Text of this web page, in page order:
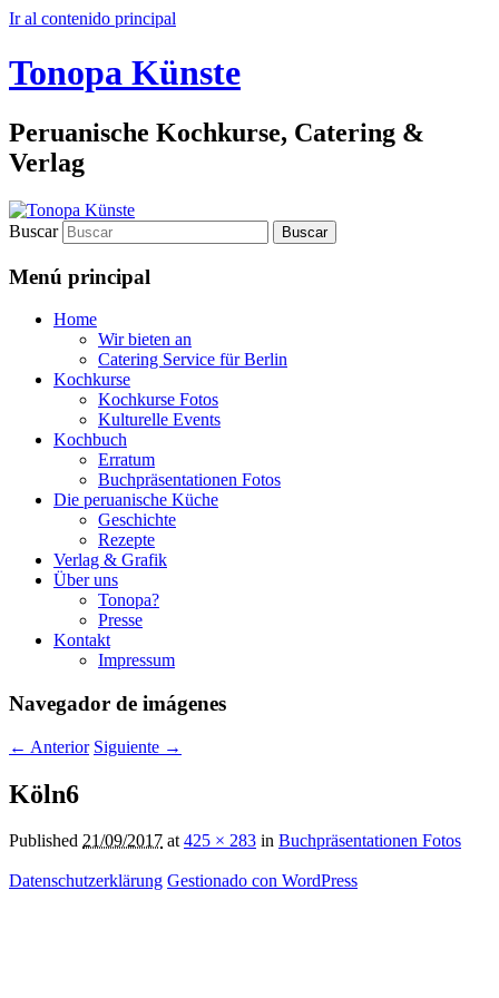
Ir al contenido principal
Tonopa Künste
Peruanische Kochkurse, Catering &
Verlag
Buscar
Menú principal
Home
Wir bieten an
Catering Service für Berlin
Kochkurse
Kochkurse Fotos
Kulturelle Events
Kochbuch
Erratum
Buchpräsentationen Fotos
Die peruanische Küche
Geschichte
Rezepte
Verlag & Grafik
Über uns
Tonopa?
Presse
Kontakt
Impressum
Navegador de imágenes
← Anterior Siguiente →
Köln6
Published 21/09/2017 at425 × 283 in Buchpräsentationen Fotos
Datenschutzerklärung Gestionado con WordPress